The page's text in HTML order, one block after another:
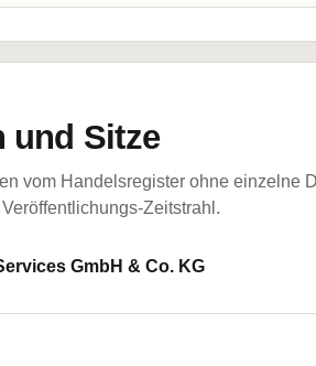
und Sitze
vom Handelsregister ohne einzelne
Zeitstrahl.
GmbH & Co. KG